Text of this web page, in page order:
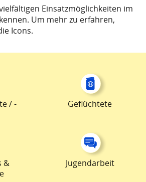
Einsatzmöglichkeiten im
Um mehr zu erfahren,
Icons.
/ -
Geflüchtete
&
Jugendarbeit